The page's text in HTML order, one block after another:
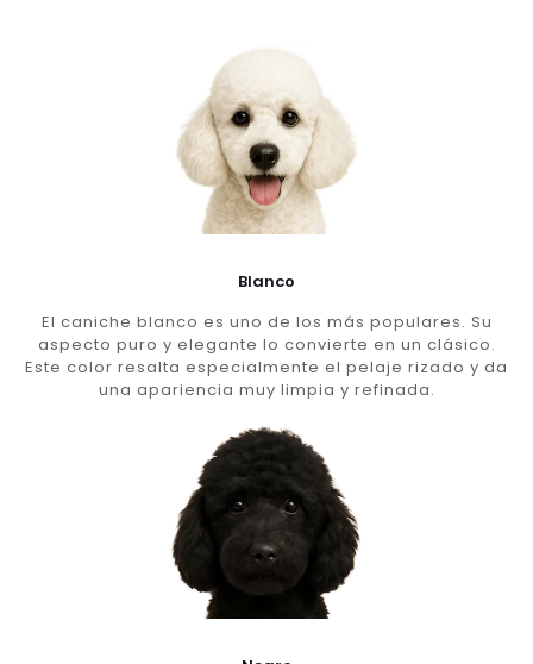
Blanco
El caniche blanco es uno de los más populares. Su
aspecto puro y elegante lo convierte en un clásico.
Este color resalta especialmente el pelaje rizado y da
una apariencia muy limpia y refinada.